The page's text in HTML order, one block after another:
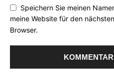
Speichern Sie meinen
meine Website für den
Browser.